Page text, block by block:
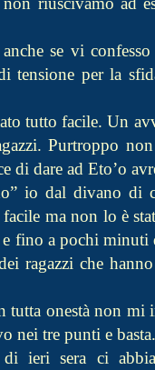
se vi
tensione per la
tutto facile. Un
Purtroppo
dare ad Eto’o
io dal divano di
ma non lo è
fino a pochi
ragazzi che
onestà non mi
nei tre punti e basta.
ieri sera ci abbia